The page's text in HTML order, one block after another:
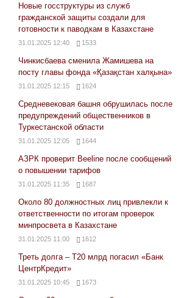
Новые госструктуры из служб
гражданской защиты создали для
готовности к паводкам в Казахстане
31.01.2025 12:40 1533
Чинкисбаева сменила Жамишева на
посту главы фонда «Қазақстан халқына»
31.01.2025 12:15 1624
Средневековая башня обрушилась после
предупреждений общественников в
Туркестанской области
31.01.2025 12:05 1644
АЗРК проверит Beeline после сообщений
о повышении тарифов
31.01.2025 11:35 1687
Около 80 должностных лиц привлекли к
ответственности по итогам проверок
минпросвета в Казахстане
31.01.2025 11:00 1612
Треть долга – Т20 млрд погасил «Банк
ЦентрКредит»
31.01.2025 10:45 1673